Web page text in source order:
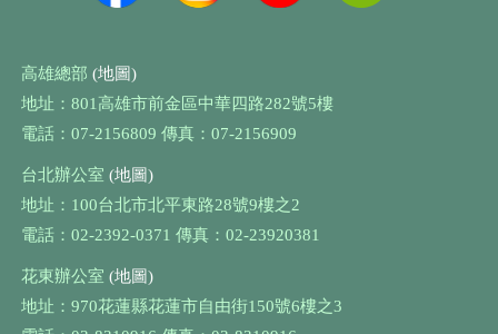
高雄總部 (地圖)
地址：801高雄市前金區中華四路282號5樓
電話：07-2156809 傳真：07-2156909
台北辦公室 (地圖)
地址：100台北市北平東路28號9樓之2
電話：02-2392-0371 傳真：02-23920381
花東辦公室 (地圖)
地址：970花蓮縣花蓮市自由街150號6樓之3